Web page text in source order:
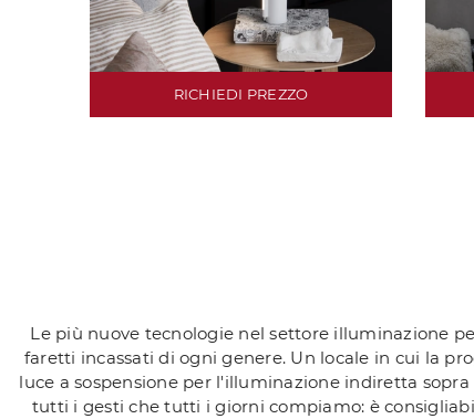
RICHIEDI PREZZO
Le più nuove tecnologie nel settore illuminazione
faretti incassati di ogni genere. Un locale in cui la
luce a sospensione per l'illuminazione indiretta
tutti i gesti che tutti i giorni compiamo: è